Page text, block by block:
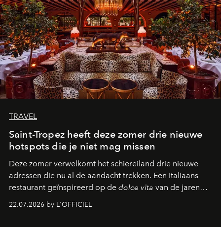
TRAVEL
Saint-Tropez heeft deze zomer drie nieuwe
hotspots die je niet mag missen
Deze zomer verwelkomt het schiereiland drie nieuwe
adressen die nu al de aandacht trekken. Een Italiaans
restaurant geïnspireerd op de dolce vita van de jaren
zestig, een Japanse hotspot die na zonsondergang
verandert in een bruisende ontmoetingsplek en de
22.07.2026 by L'OFFICIEL